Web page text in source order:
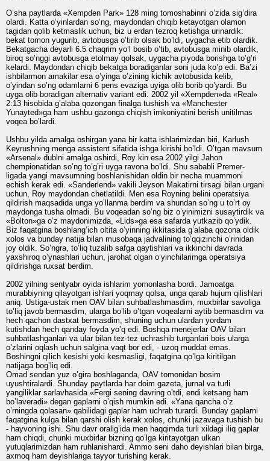
O’sha paytlarda «Xempden Park» 128 ming tomoshabinni o’zida sig’dira
olardi. Katta o’yinlardan so’ng, maydondan chiqib ketayotgan olamon
tagidan qolib ketmaslik uchun, biz u erdan tezroq ketishga urinardik:
bekat tomon yugurib, avtobusga o’tirib olsak bo’ldi, uygacha etib olardik.
Bekatgacha deyarli 6.5 chaqrim yo’l bosib o’tib, avtobusga minib olardik,
biroq so’nggi avtobusga etolmay qolsak, uygacha piyoda borishga to’g’ri
kelardi. Maydondan chiqib bekatga boradiganlar soni juda ko’p edi. Ba’zi
ishbilarmon amakilar esa o’yinga o’zining kichik avtobusida kelib,
o’yindan so’ng odamlarni 6 pens evaziga uyiga olib borib qo’yardi. Bu
uyga olib boradigan alternativ variant edi. 2002 yil «Xempden»da «Real»
2:13 hisobida g’alaba qozongan finalga tushish va «Manchester
Yunayted»ga ham ushbu gazonga chiqish imkoniyatini berish unitilmas
voqea bo’lardi.
Ushbu yilda amalga oshirgan yana bir katta ishlarimizdan biri, Karlush
Keyrushning menga assistent sifatida ishga kirishi bo’ldi. O’tgan mavsum
«Arsenal» dublni amalga oshirdi, Roy kin esa 2002 yilgi Jahon
chempionatidan so’ng to’g’ri uyga ravona bo’ldi. Shu sababli Premer-
ligada yangi mavsumning boshlanishidan oldin bir necha muammoni
echish kerak edi. «Sanderlend» vakili Jeyson Makatirni tirsagi bilan urgani
uchun, Roy maydondan chetlatildi. Men esa Royning belini operatsiya
qildirish maqsadida unga yo’llanma berdim va shundan so’ng u to’rt oy
maydonga tusha olmadi. Bu voqeadan so’ng biz o’yinimizni susaytirdik va
«Bolton»ga o’z maydonimizda, «Lids»ga esa safarda yutkazib qo’ydik.
Biz faqatgina boshlang’ich oltita o’yinning ikkitasida g’alaba qozona oldik
xolos va bunday natija bilan musobaqa jadvalining to’qqizinchi o’rinidan
joy oldik. So’ngra, to’liq tuzalib safga qaytishlari va ikkinchi davrada
yaxshiroq o’ynashlari uchun, jarohat olgan o’yinchilarimga operatsiya
qildirishga ruxsat berdim.
2002 yilning sentyabr oyida ishlarim yomonlasha bordi. Jamoatga
murabbiyning qilayotgan ishlari yoqmay qolsa, unga qarab hujum qilishlari
aniq. Ustiga-ustak men OAV bilan suhbatlashmasdim, muxbirlar savoliga
to’liq javob bermasdim, ularga bo’lib o’tgan voqealarni aytib bermasdim va
hech qachon dastxat bermasdim, shuning uchun ulardan yordam
kutishdan hech qanday foyda yo’q edi. Boshqa menejerlar OAV bilan
suhbatlashganlari va ular bilan tez-tez uchrashib turganlari bois ularga
o’zlarini oqlash uchun salgina vaqt bor edi, - uzoq muddat emas.
Boshingni qilich kesishi yoki kesmasligi, faqatgina qo’lga kiritilgan
natijaga bog’liq edi.
Omad sendan yuz o’gira boshlaganda, OAV tomonidan bosim
uyushtiralardi. Shunday paytlarda har doim gazeta, jurnal va turli
yangiliklar sarlavhasida «Fergi sening davring o’tdi, endi ketsang ham
bo’laveradi» degan gaplarni o’qish mumkin edi. «Yana qancha o’z
o’rningda qolasan» qabilidagi gaplar ham uchrab turardi. Bunday gaplarni
faqatgina kulga bilan qarshi olish kerak xolos, chunki jazavaga tushish bu
- hayvoning ishi. Shu davr oralig’ida men haqqimda turli xildagi iliq gaplar
ham chiqdi, chunki muxbirlar bizning qo’lga kiritayotgan ulkan
yutuqlarimizdan ham ruhlanishardi. Ammo seni daho deyishlari bilan birga,
axmoq ham deyishlariga tayyor turishing kerak.